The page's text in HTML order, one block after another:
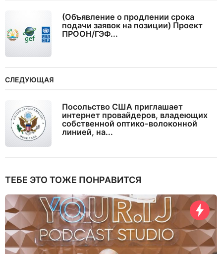
(Объявление о продлении срока
подачи заявок на позиции) Проект
ПРООН/ГЭФ...
СЛЕДУЮЩАЯ
Посольство США приглашает
интернет провайдеров, владеющих
собственной оптико-волоконной
линией, на...
ТЕБЕ ЭТО ТОЖЕ ПОНРАВИТСЯ